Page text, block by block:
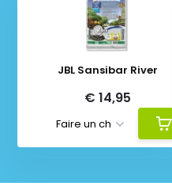
JBL Sansibar River
€ 14,95